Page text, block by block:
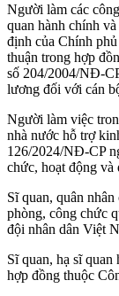
Người làm các
quan hành chính
định của Chính
thuận trong hợp
số 204/2004/NĐ-
lương đối với cán
Người làm việc
nhà nước hỗ trợ
126/2024/NĐ-CP
chức, hoạt động và
Sĩ quan, quân
phòng, công chức
đội nhân dân Việt
Sĩ quan, hạ sĩ
hợp đồng thuộc